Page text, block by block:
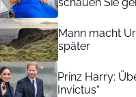
Mann macht
später
Prinz Harry:
Invictus“